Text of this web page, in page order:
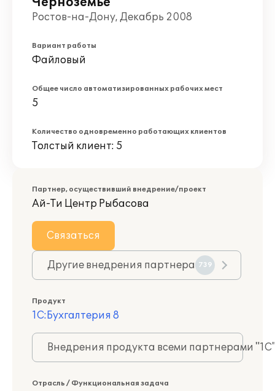
Ростов-на-Дону, Декабрь 2008
Вариант работы
Файловый
Общее число автоматизированных рабочих мест
5
Количество одновременно работающих клиентов
Толстый клиент: 5
Партнер, осуществивший внедрение/проект
Ай-Ти Центр Рыбасова
Связаться
Другие внедрения партнера 739
Продукт
1С:Бухгалтерия 8
Внедрения продукта всеми партнерами
Отрасль / Функциональная задача